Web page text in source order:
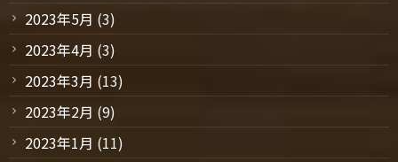
2023年5月 (3)
2023年4月 (3)
2023年3月 (13)
2023年2月 (9)
2023年1月 (11)